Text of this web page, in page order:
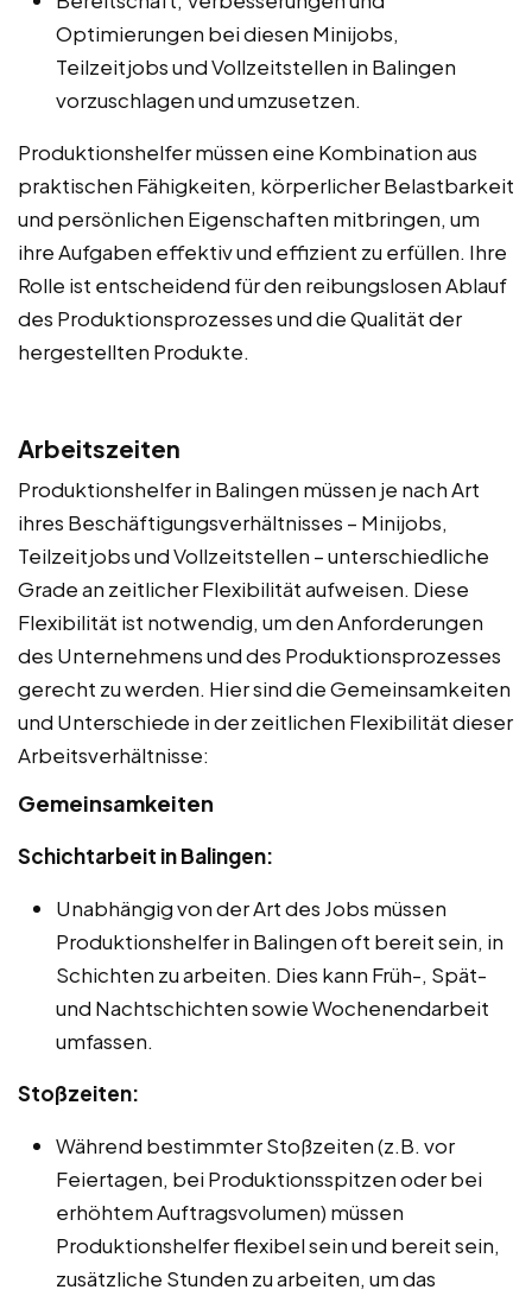
Optimierungen bei diesen Minijobs,
Teilzeitjobs und Vollzeitstellen in Balingen
vorzuschlagen und umzusetzen.
Produktionshelfer müssen eine Kombination aus
praktischen Fähigkeiten, körperlicher Belastbarkeit
und persönlichen Eigenschaften mitbringen, um
ihre Aufgaben effektiv und effizient zu erfüllen. Ihre
Rolle ist entscheidend für den reibungslosen Ablauf
des Produktionsprozesses und die Qualität der
hergestellten Produkte.
Arbeitszeiten
Produktionshelfer in Balingen müssen je nach Art
ihres Beschäftigungsverhältnisses – Minijobs,
Teilzeitjobs und Vollzeitstellen – unterschiedliche
Grade an zeitlicher Flexibilität aufweisen. Diese
Flexibilität ist notwendig, um den Anforderungen
des Unternehmens und des Produktionsprozesses
gerecht zu werden. Hier sind die Gemeinsamkeiten
und Unterschiede in der zeitlichen Flexibilität dieser
Arbeitsverhältnisse:
Gemeinsamkeiten
Schichtarbeit in Balingen:
Unabhängig von der Art des Jobs müssen
Produktionshelfer in Balingen oft bereit sein, in
Schichten zu arbeiten. Dies kann Früh-, Spät-
und Nachtschichten sowie Wochenendarbeit
umfassen.
Stoßzeiten:
Während bestimmter Stoßzeiten (z.B. vor
Feiertagen, bei Produktionsspitzen oder bei
erhöhtem Auftragsvolumen) müssen
Produktionshelfer flexibel sein und bereit sein,
zusätzliche Stunden zu arbeiten, um das